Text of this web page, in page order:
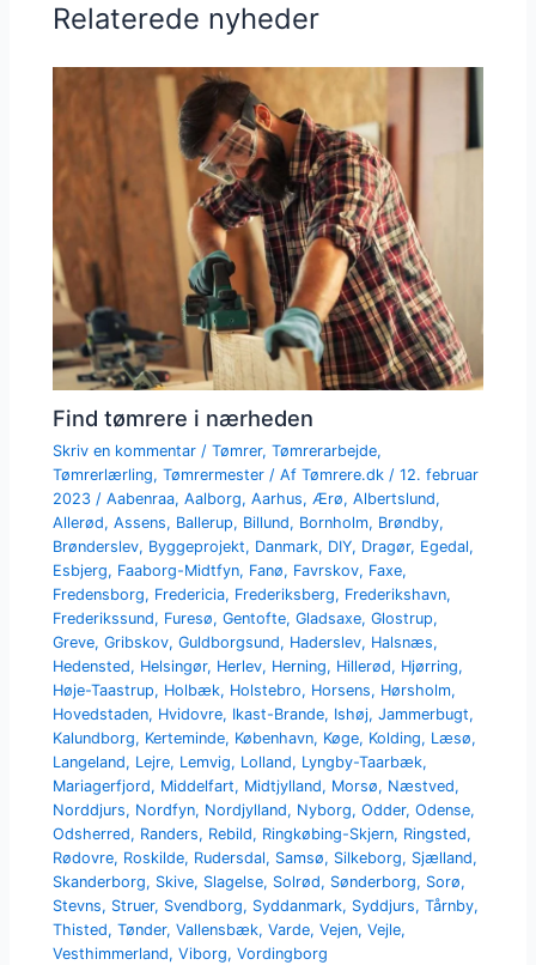
Relaterede nyheder
Find tømrere i nærheden
Skriv en kommentar /Tømrer,Tømrerarbejde,
Tømrerlærling,Tømrermester / AfTømrere.dk/12. februar
2023/Aabenraa,Aalborg,Aarhus,Ærø,Albertslund,
Allerød,Assens, Ballerup, Billund, Bornholm, Brøndby,
Brønderslev, Byggeprojekt, Danmark, DIY, Dragør, Egedal,
Esbjerg, Faaborg-Midtfyn, Fanø, Favrskov, Faxe,
Fredensborg, Fredericia, Frederiksberg, Frederikshavn,
Frederikssund, Furesø,Gentofte,Gladsaxe,Glostrup,
Greve,Gribskov,Guldborgsund, Haderslev, Halsnæs,
Hedensted, Helsingør, Herlev, Herning, Hillerød, Hjørring,
Høje-Taastrup, Holbæk, Holstebro, Horsens, Hørsholm,
Hovedstaden, Hvidovre, Ikast-Brande, Ishøj,Jammerbugt,
Kalundborg, Kerteminde, København, Køge, Kolding, Læsø,
Langeland, Lejre, Lemvig, Lolland, Lyngby-Taarbæk,
Mariagerfjord, Middelfart, Midtjylland, Morsø, Næstved,
Norddjurs, Nordfyn, Nordjylland, Nyborg,Odder,Odense,
Odsherred, Randers, Rebild, Ringkøbing-Skjern, Ringsted,
Rødovre, Roskilde, Rudersdal, Samsø, Silkeborg, Sjælland,
Skanderborg, Skive, Slagelse, Solrød, Sønderborg, Sorø,
Stevns, Struer, Svendborg, Syddanmark, Syddjurs,Tårnby,
Thisted,Tønder,Vallensbæk,Varde,Vejen,Vejle,
Vesthimmerland,Viborg,Vordingborg